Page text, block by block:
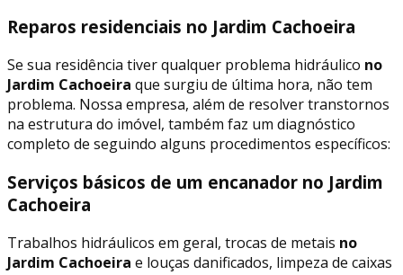
Reparos residenciais no Jardim Cachoeira
Se sua residência tiver qualquer problema hidráulico no
Jardim Cachoeira que surgiu de última hora, não tem
problema. Nossa empresa, além de resolver transtornos
na estrutura do imóvel, também faz um diagnóstico
completo de seguindo alguns procedimentos específicos:
Serviços básicos de um encanador no Jardim
Cachoeira
Trabalhos hidráulicos em geral, trocas de metais no
Jardim Cachoeira e louças danificados, limpeza de caixas